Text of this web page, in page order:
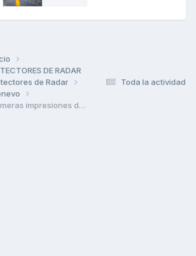
Toda la actividad
DE RADAR
de Radar
Primeras impresiones detector de radar Genevo One M